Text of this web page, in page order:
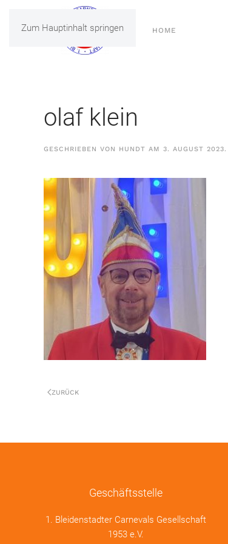
Zum Hauptinhalt springen HOME
olaf klein
GESCHRIEBEN VON HUNDT AM 3. AUGUST 2023.
ZURÜCK
Geschäftsstelle
1. Bleidenstadter Carnevals Gesellschaft
1953 e.V.